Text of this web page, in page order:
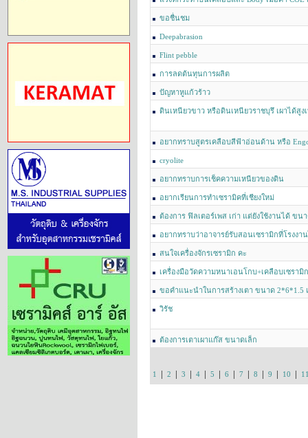
ขอชื่นชม
Deepabrasion
Flint pebble
การลดต้นทุนการผลิต
ปัญหาหูแก้วร้าว
ดินเหนียวขาว หรือดินเหนียวราชบุรึ เผาได้สูง
อุณหภูมิเท่าไรครับ
อยากทราบสูตรเคลือบสีฟ้าอ่อนด้าน หรือ
cryolite
อยากทราบการเช็คความเหนียวของดิน
อยากเรียนการทำเซรามิคที่เชียงใหม่
ต้องการ ฟิลเตอร์เพส เก่า แต่ยังใช้งานได้ ขน
ตันเพราะมีทุนน้อยครับ ช่วยแนะนำให้ด้วยครับ
อยากทราบว่าอาจารย์รับสอนเซรามิกที่โรงงา
สนใจเครื่องจักรเซรามิก คะ
เครื่องมือวัดความหนาเอนโกบ+เคลือบเซรามิก
ขอคำแนะนำในการสร้างเตา ขนาด 2*6*1.5
วิรัช
ต้องการเตาเผาแก๊ส ขนาดเล็ก
1 | 2 | 3 | 4 | 5 | 6 | 7 | 8 | 9 | 10 |